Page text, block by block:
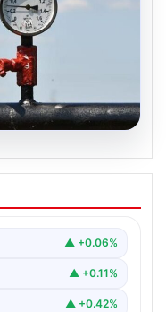
Düşüş:
hareketlilik,
▲ +0.06%
▲ +0.11%
▲ +0.42%